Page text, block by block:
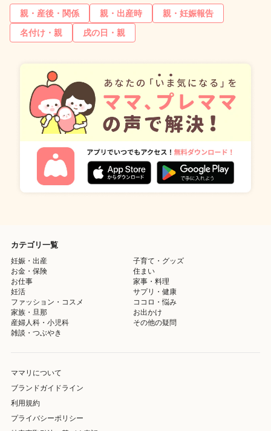
親・産後・関係 親・出産時
親・妊娠報告
名付け・親
戌の日・親
カテゴリ一覧
妊娠・出産
子育て・グッズ
お金・保険
住まい
お仕事
家事・料理
妊活
サプリ・健康
ファッション・コスメ
ココロ・悩み
家族・旦那
お出かけ
産婦人科・小児科
その他の疑問
雑談・つぶやき
ママリについて
ブランドガイドライン
利用規約
プライバシーポリシー